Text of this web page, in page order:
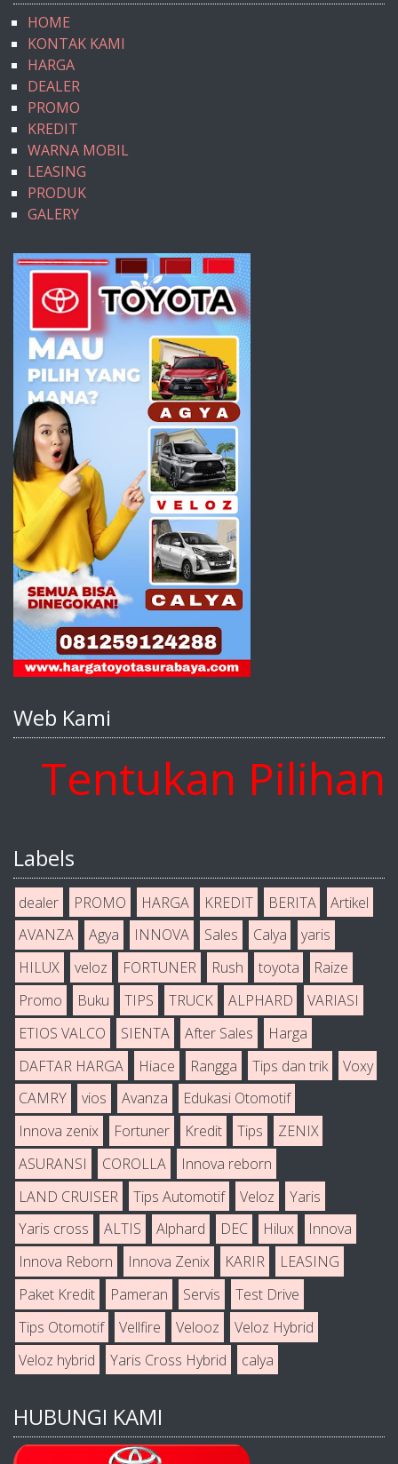
HOME
KONTAK KAMI
HARGA
DEALER
PROMO
KREDIT
WARNA MOBIL
LEASING
PRODUK
GALERY
Web Kami
Pilihan
Labels
dealer PROMO HARGA KREDIT BERITA
Artikel
AVANZA
Agya INNOVA Sales Calya
yaris
HILUX
veloz FORTUNER Rush toyota
Raize
Promo
Buku TIPS TRUCK ALPHARD
VARIASI
ETIOS VALCO
SIENTA After Sales
Harga
DAFTAR HARGA
Hiace Rangga Tips dan trik
Voxy
CAMRY
vios Avanza
Edukasi Otomotif
Innova zenix
Fortuner Kredit Tips
ZENIX
ASURANSI
COROLLA
Innova reborn
LAND CRUISER
Tips Automotif Veloz
Yaris
Yaris cross
ALTIS Alphard DEC Hilux
Innova
Innova Reborn
Innova Zenix KARIR
LEASING
Paket Kredit
Pameran Servis
Test Drive
Tips Otomotif
Vellfire Velooz
Veloz Hybrid
Veloz hybrid
Yaris Cross Hybrid calya
HUBUNGI KAMI